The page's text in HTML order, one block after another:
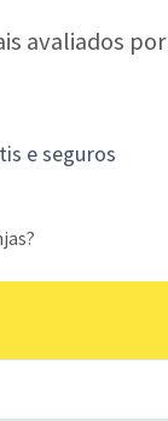
avaliados
e seguros